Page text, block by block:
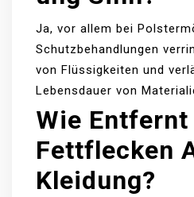
Ja, vor allem bei
Schutzbehandlungen
von Flüssigkeiten und
Lebensdauer von
Wie Entfernt
Fettflecken
Kleidung?